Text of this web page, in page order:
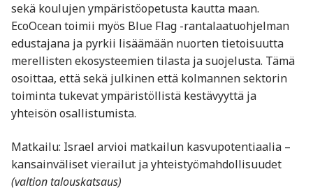
sekä koulujen ympäristöopetusta kautta maan.
EcoOcean toimii myös Blue Flag -rantalaatuohjelman
edustajana ja pyrkii lisäämään nuorten tietoisuutta
merellisten ekosysteemien tilasta ja suojelusta. Tämä
osoittaa, että sekä julkinen että kolmannen sektorin
toiminta tukevat ympäristöllistä kestävyyttä ja
yhteisön osallistumista.
Matkailu: Israel arvioi matkailun kasvupotentiaalia –
kansainväliset vierailut ja yhteistyömahdollisuudet
(valtion talouskatsaus)